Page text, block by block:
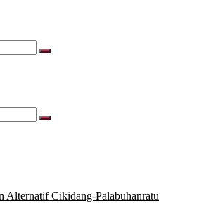
Alternatif Cikidang-Palabuhanratu